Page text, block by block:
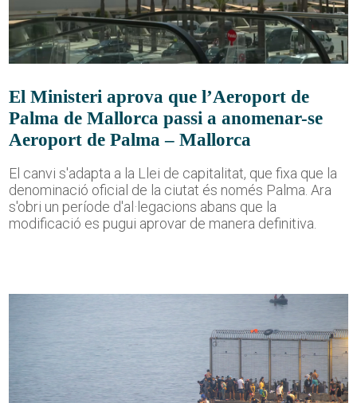
El Ministeri aprova que l’Aeroport de
Palma de Mallorca passi a anomenar-se
Aeroport de Palma – Mallorca
El canvi s'adapta a la Llei de capitalitat, que fixa que la
denominació oficial de la ciutat és només Palma. Ara
s'obri un període d'al·legacions abans que la
modificació es pugui aprovar de manera definitiva.